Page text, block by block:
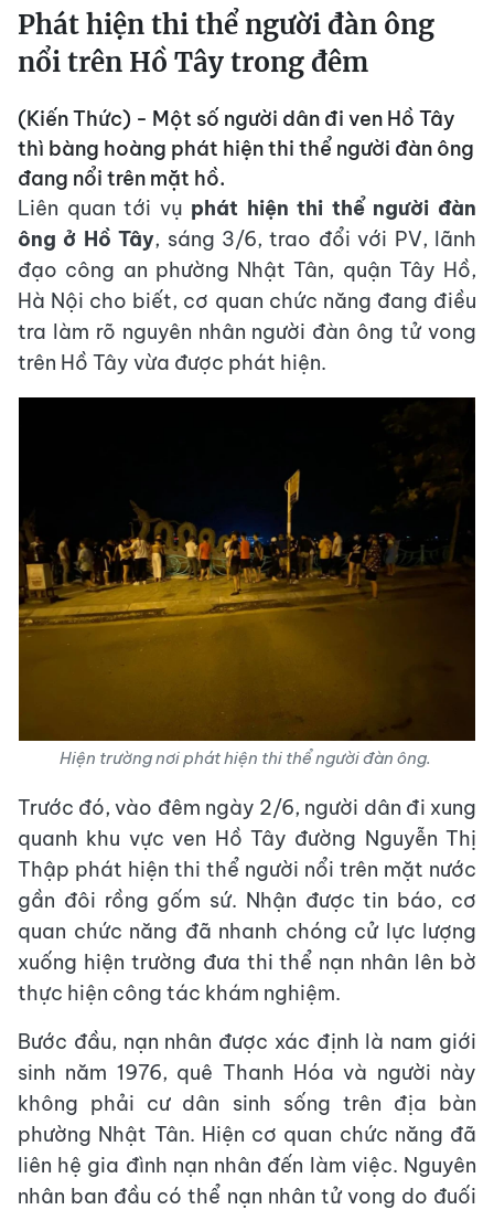
Phát hiện thi thể người đàn ông
nổi trên Hồ Tây trong đêm
(Kiến Thức) - Một số người dân đi ven Hồ Tây
thì bàng hoàng phát hiện thi thể người đàn ông
đang nổi trên mặt hồ.
Liên quan tới vụ phát hiện thi thể người đàn
ông ở Hồ Tây, sáng 3/6, trao đổi với PV, lãnh
đạo công an phường Nhật Tân, quận Tây Hồ,
Hà Nội cho biết, cơ quan chức năng đang điều
tra làm rõ nguyên nhân người đàn ông tử vong
trên Hồ Tây vừa được phát hiện.
Hiện trường nơi phát hiện thi thể người đàn ông.
Trước đó, vào đêm ngày 2/6, người dân đi xung
quanh khu vực ven Hồ Tây đường Nguyễn Thị
Thập phát hiện thi thể người nổi trên mặt nước
gần đôi rồng gốm sứ. Nhận được tin báo, cơ
quan chức năng đã nhanh chóng cử lực lượng
xuống hiện trường đưa thi thể nạn nhân lên bờ
thực hiện công tác khám nghiệm.
Bước đầu, nạn nhân được xác định là nam giới
sinh năm 1976, quê Thanh Hóa và người này
không phải cư dân sinh sống trên địa bàn
phường Nhật Tân. Hiện cơ quan chức năng đã
liên hệ gia đình nạn nhân đến làm việc. Nguyên
nhân ban đầu có thể nạn nhân tử vong do đuối